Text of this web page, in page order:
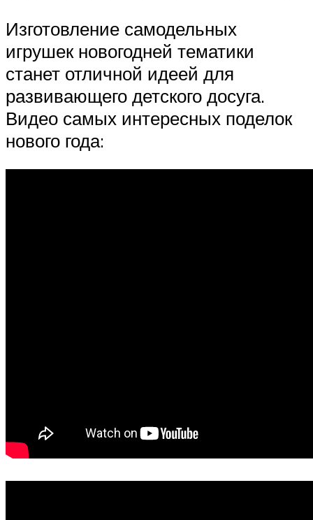
Изготовление самодельных
игрушек новогодней тематики
станет отличной идеей для
развивающего детского досуга.
Видео самых интересных поделок
нового года: